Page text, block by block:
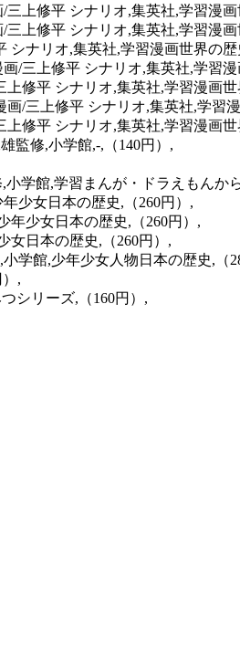
上修平 シナリオ,集英社,学習漫
上修平 シナリオ,集英社,学習漫
シナリオ,集英社,学習漫画世界の歴
/三上修平 シナリオ,集英社,学習
修平 シナリオ,集英社,学習漫画
画/三上修平 シナリオ,集英社,学習
修平 シナリオ,集英社,学習漫画
監修,小学館,-,（140円）,
学館,学習まんが・ドラえもんか
少女日本の歴史,（260円）,
年少女日本の歴史,（260円）,
女日本の歴史,（260円）,
学館,少年少女人物日本の歴史,（
,
シリーズ,（160円）,